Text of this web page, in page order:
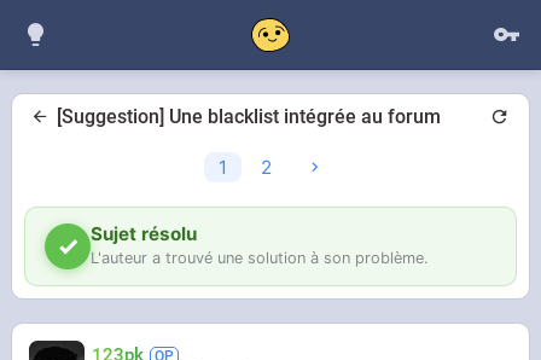
[Suggestion] Une blacklist intégrée au forum
1 2
Sujet résolu
L'auteur a trouvé une solution à son problème.
123pk